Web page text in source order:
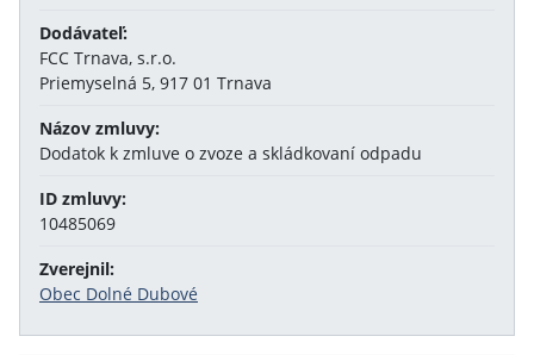
Dodávateľ:
FCC Trnava, s.r.o.
Priemyselná 5, 917 01 Trnava
Názov zmluvy:
Dodatok k zmluve o zvoze a skládkovaní odpadu
ID zmluvy:
10485069
Zverejnil:
Obec Dolné Dubové